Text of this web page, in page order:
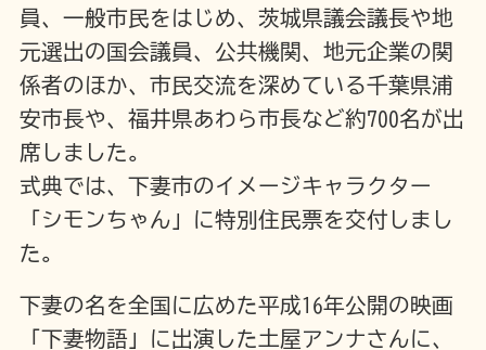
員、一般市民をはじめ、茨城県議会議長や地
元選出の国会議員、公共機関、地元企業の関
係者のほか、市民交流を深めている千葉県浦
安市長や、福井県あわら市長など約700名が出
席しました。
式典では、下妻市のイメージキャラクター
「シモンちゃん」に特別住民票を交付しまし
た。
下妻の名を全国に広めた平成16年公開の映画
「下妻物語」に出演した土屋アンナさんに、